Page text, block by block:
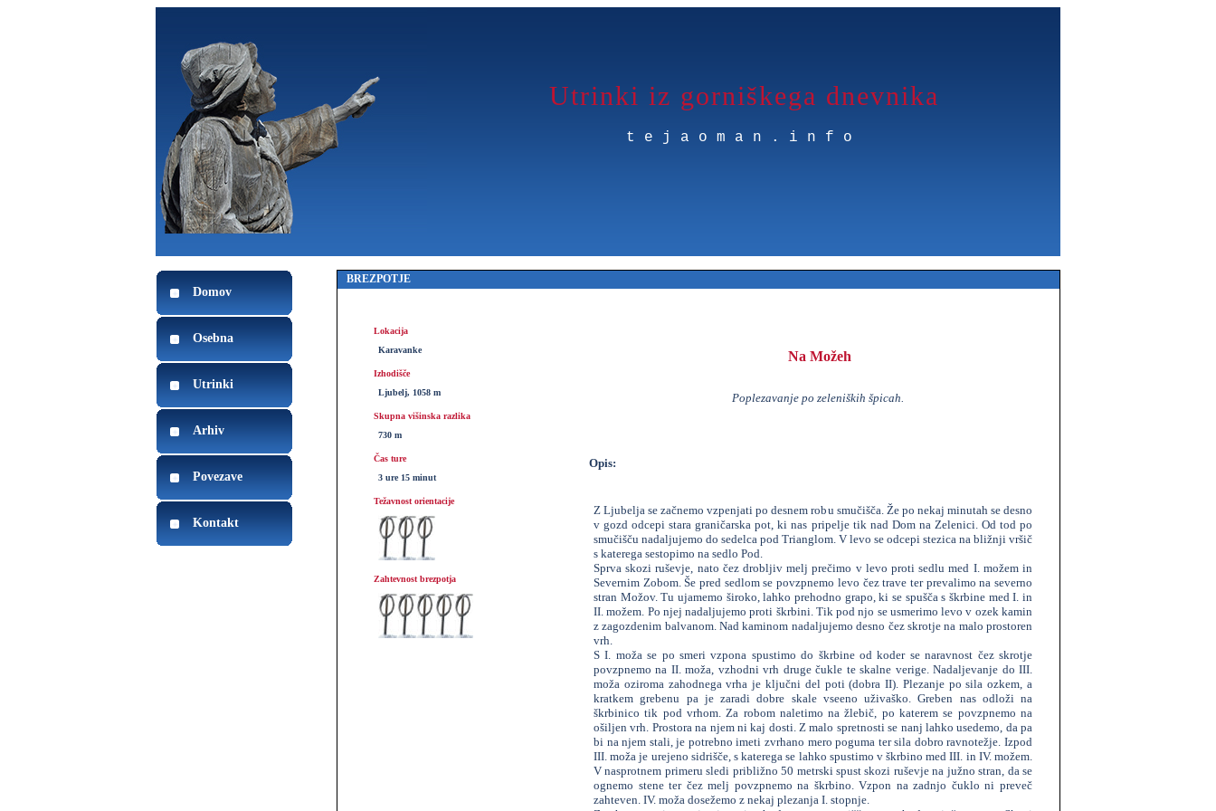
Utrinki iz gorniškega dnevnika
tejaoman.info
Domov
Osebna
Utrinki
Arhiv
Povezave
Kontakt
BREZPOTJE
Lokacija
Karavanke
Izhodišče
Ljubelj, 1058 m
Skupna višinska razlika
730 m
Čas ture
3 ure 15 minut
Težavnost orientacije
Zahtevnost brezpotja
Na Možeh
Poplezavanje po zeleniških špicah.
Opis:
Z Ljubelja se začnemo vzpenjati po desnem robu smučišča. Že po nekaj minutah se desno
v gozd odcepi stara graničarska pot, ki nas pripelje tik nad Dom na Zelenici. Od tod po
smučišču nadaljujemo do sedelca pod Trianglom. V levo se odcepi stezica na bližnji vršič
s katerega sestopimo na sedlo Pod.
Sprva skozi ruševje, nato čez drobljiv melj prečimo v levo proti sedlu med I. možem in
Severnim Zobom. Še pred sedlom se povzpnemo levo čez trave ter prevalimo na severno
stran Možov. Tu ujamemo široko, lahko prehodno grapo, ki se spušča s škrbine med I. in
II. možem. Po njej nadaljujemo proti škrbini. Tik pod njo se usmerimo levo v ozek kamin
z zagozdenim balvanom. Nad kaminom nadaljujemo desno čez skrotje na malo prostoren
vrh.
S I. moža se po smeri vzpona spustimo do škrbine od koder se naravnost čez skrotje
povzpnemo na II. moža, vzhodni vrh druge čukle te skalne verige. Nadaljevanje do III.
moža oziroma zahodnega vrha je ključni del poti (dobra II). Plezanje po sila ozkem, a
kratkem grebenu pa je zaradi dobre skale vseeno uživaško. Greben nas odloži na
škrbinico tik pod vrhom. Za robom naletimo na žlebič, po katerem se povzpnemo na
ošiljen vrh. Prostora na njem ni kaj dosti. Z malo spretnosti se nanj lahko usedemo, da pa
bi na njem stali, je potrebno imeti zvrhano mero poguma ter sila dobro ravnotežje. Izpod
III. moža je urejeno sidrišče, s katerega se lahko spustimo v škrbino med III. in IV. možem.
V nasprotnem primeru sledi približno 50 metrski spust skozi ruševje na južno stran, da se
ognemo stene ter čez melj povzpnemo na škrbino. Vzpon na zadnjo čuklo ni preveč
zahteven. IV. moža dosežemo z nekaj plezanja I. stopnje.